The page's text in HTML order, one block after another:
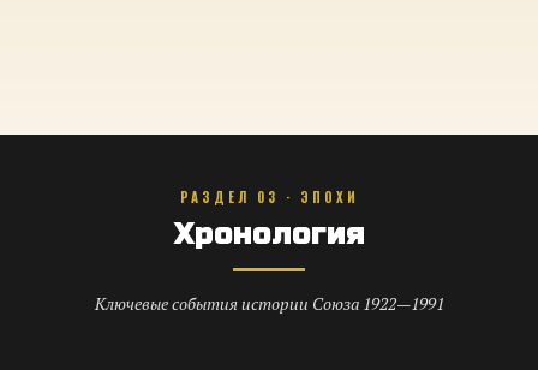
РАЗДЕЛ 03 · ЭПОХИ
Хронология
Ключевые события истории Союза 1922—1991